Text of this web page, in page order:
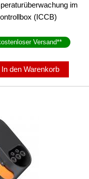
im
(ICCB)
Versand**
In den Warenkorb